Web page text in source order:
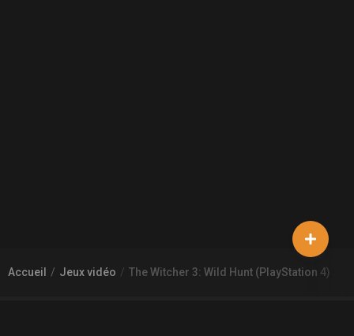
Accueil Jeux vidéo The Witcher 3: Wild Hunt (PlayStation 4)